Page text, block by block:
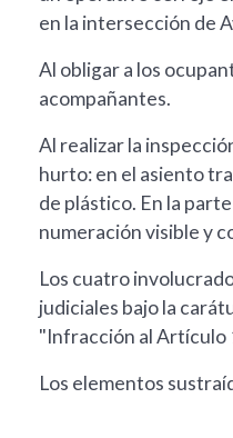
en la intersección de
Al obligar a los
acompañantes.
Al realizar la
hurto: en el asiento
de plástico. En la
numeración visible y
Los cuatro
judiciales bajo la
"Infracción al Artículo
Los elementos